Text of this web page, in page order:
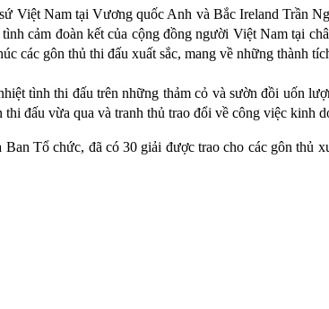
Việt Nam tại Vương quốc Anh và Bắc Ireland Trần
cảm đoàn kết của cộng đồng người Việt Nam tại
các gôn thủ thi đấu xuất sắc, mang về những thành
tình thi đấu trên những thảm cỏ và sườn đồi uốn
thi đấu vừa qua và tranh thủ trao đổi về công việc kinh
Ban Tổ chức, đã có 30 giải được trao cho các gôn